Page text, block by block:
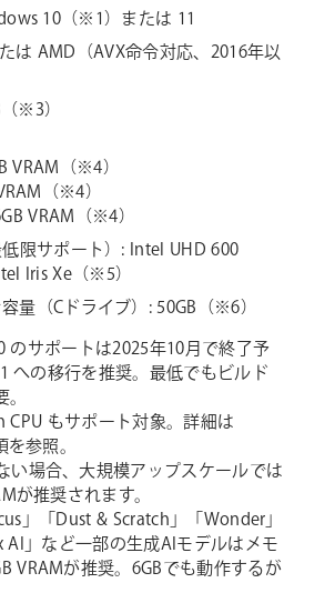
10（※1）または 11
は AMD（AVX命令対応、2016年以
※3）
VRAM（※4）
（※4）
VRAM（※4）
限サポート）: Intel UHD 600
Iris Xe（※5）
量（Cドライブ）: 50GB（※6）
サポートは2025年10月で終了予
への移行を推奨。最低でもビルド
もサポート対象。詳細は
参照。
い場合、大規模アップスケールでは
が推奨されます。
」「Dust & Scratch」「Wonder」
AI」など一部の生成AIモデルはメモ
VRAMが推奨。6GBでも動作するが